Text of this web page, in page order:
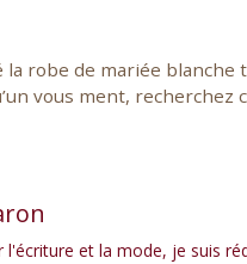
la robe de mariée blanche
vous ment,
l'écriture et la mode, je suis